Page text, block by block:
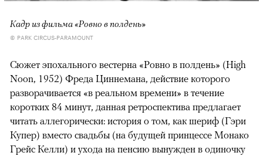
Кадр из фильма «Ровно в полдень»
© PARK CIRCUS-PARAMOUNT
Сюжет эпохального вестерна «Ровно в полдень» (High
Noon, 1952) Фреда Циннемана, действие которого
разворачивается «в реальном времени» в течение
коротких 84 минут, данная ретроспектива предлагает
читать аллегорически: история о том, как шериф (Гэри
Купер) вместо свадьбы (на будущей принцессе Монако
Грейс Келли) и ухода на пенсию вынужден в одиночку